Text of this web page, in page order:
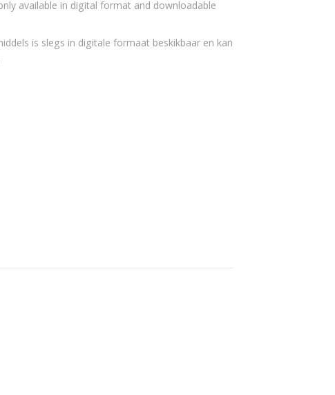
available in digital format and downloadable
is slegs in digitale formaat beskikbaar en kan